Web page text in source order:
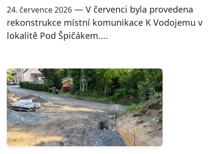
24. července 2026— V červenci byla provedena
rekonstrukce místní komunikace K Vodojemu v
lokalitě Pod Špičákem....